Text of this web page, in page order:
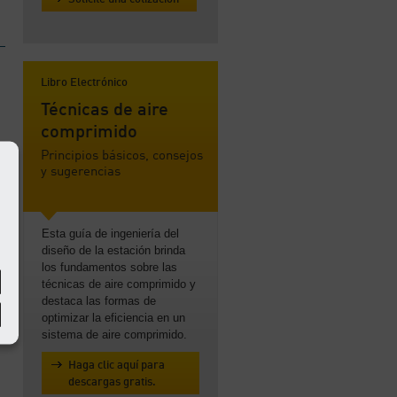
Libro Electrónico
Técnicas de aire
comprimido
Principios básicos, consejos
y sugerencias
Esta guía de ingeniería del
diseño de la estación brinda
los fundamentos sobre las
técnicas de aire comprimido y
destaca las formas de
optimizar la eficiencia en un
sistema de aire comprimido.
Haga clic aquí para
descargas gratis.